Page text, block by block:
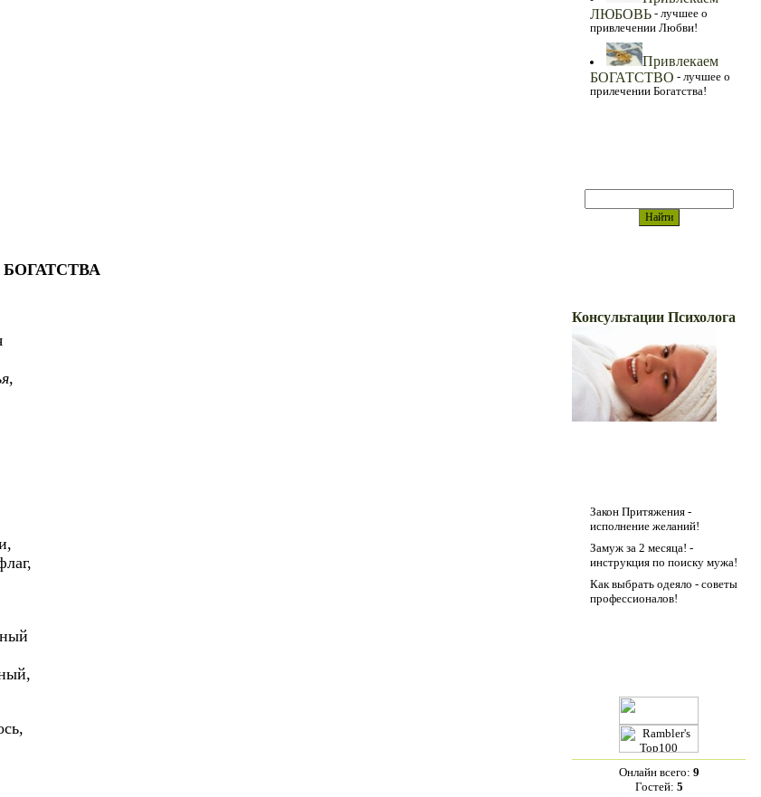
,
ЛЮБОВЬ - лучшее о
привлечении Любви!
Привлекаем
БОГАТСТВО - лучшее о
прилечении Богатства!
Консультации Психолога
Закон Притяжения -
исполнение желаний!
Замуж за 2 месяца! -
инструкция по поиску мужа!
Как выбрать одеяло - советы
профессионалов!
Онлайн всего: 9
Гостей: 5